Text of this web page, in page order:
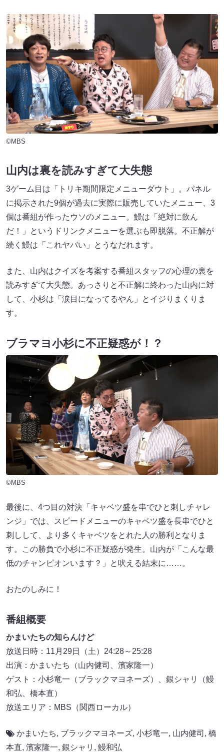
©MBS
山内は裏を読みすぎて大失態
3ゲーム目は「トリキ期間限定メニューダウト」。パネル
に掲示された9個が過去に実際に販売していたメニュー、3
個は番組が作ったウソのメニュー。鰻は「絶対に飲ん
だ！」というドリンクメニューを選ぶも即脱落。不正解が
続く鰻は「これヤバい」とうなだれます。
また、山内はクイズを考案する番組スタッフの心理の裏を
読みすぎて大失態。あっさりと不正解に終わった山内に対
して、小杉は「涙目になってるやん」とイジりまくりま
す。
ブラマヨ小杉に不正疑惑が！？
©MBS
最後に、4つ目の対決「キャベツ盛を串でひと刺しチャレ
ンジ」では、スピードメニューのキャベツ盛を長串でひと
刺しして、より多くキャベツをとれた人の勝利となりま
す。この勝負で小杉に不正疑惑が発生。山内が「こんな最
低のチャンピオンいます？」と吠える結末に……。
おたのしみに！
番組概要
かまいたちの知らんけど
放送日時：11月29日（土）24:28～25:28
出演：かまいたち（山内健司、濱家隆一）
ゲスト：小杉竜一（ブラックマヨネーズ）、銀シャリ（鰻
和弘、橋本直）
放送エリア：MBS（関西ローカル）
かまいたち, ブラックマヨネーズ, 小杉竜一, 山内健司 , 橋
本直, 濱家隆一, 銀シャリ , 鰻和弘